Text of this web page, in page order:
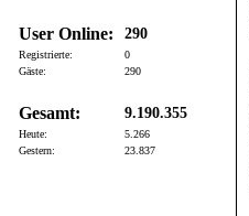
User Online: 290
Registrierte:
0
Gäste:
290
Gesamt: 9.190.355
Heute:
5.266
Gestern:
23.837